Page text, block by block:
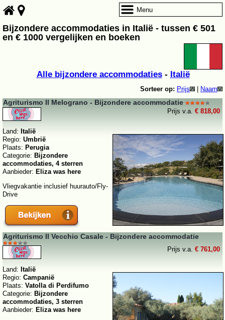
Bijzondere accommodaties in Italië - tussen € 501
en € 1000 vergelijken en boeken
Alle bijzondere accommodaties- Italië
Sorteer op: Prijs Naam
Agriturismo Il Melograno - Bijzondere accommodatie
Prijs v.a. € 818,00
Land: Italië
Regio: Umbrië
Plaats: Perugia
Categorie: Bijzondere
accommodaties, 4 sterren
Aanbieder: Eliza was here
Vliegvakantie inclusief huurauto/Fly-
Drive
Agriturismo Il Vecchio Casale - Bijzondere accommodatie
Prijs v.a. € 761,00
Land: Italië
Regio: Campanië
Plaats: Vatolla di Perdifumo
Categorie: Bijzondere
accommodaties, 3 sterren
Aanbieder: Eliza was here
Menu